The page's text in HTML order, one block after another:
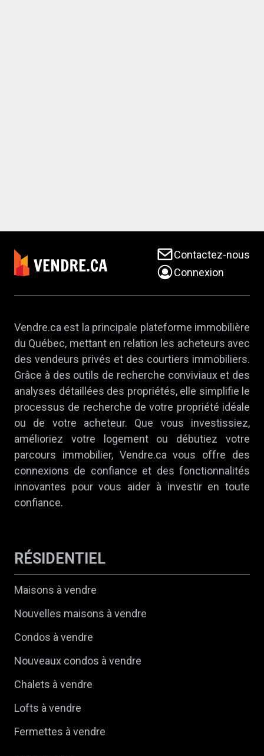
Contactez-nous
Connexion
Vendre.ca est la principale plateforme immobilière
du Québec, mettant en relation les acheteurs avec
des vendeurs privés et des courtiers immobiliers.
Grâce à des outils de recherche conviviaux et des
analyses détaillées des propriétés, elle simplifie le
processus de recherche de votre propriété idéale
ou de votre acheteur. Que vous investissiez,
amélioriez votre logement ou débutiez votre
parcours immobilier, Vendre.ca vous offre des
connexions de confiance et des fonctionnalités
innovantes pour vous aider à investir en toute
confiance.
RÉSIDENTIEL
Maisons à vendre
Nouvelles maisons à vendre
Condos à vendre
Nouveaux condos à vendre
Chalets à vendre
Lofts à vendre
Fermettes à vendre